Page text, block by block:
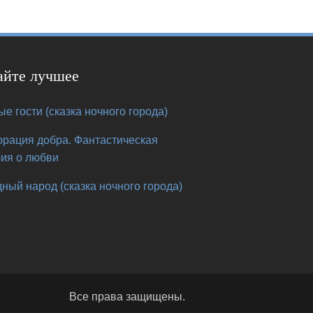
лучшее
гости (сказка ночного города)
добра. Фантастическая
о любви
народ (сказка ночного города)
Все права защищены.